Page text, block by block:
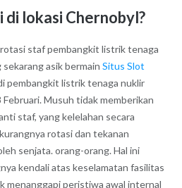
di lokasi Chernobyl?
staf pembangkit listrik tenaga
asik bermain Situs Slot
pembangkit listrik tenaga nuklir
Musuh tidak memberikan
staf, yang kelelahan secara
rotasi dan tekanan
senjata. orang-orang. Hal ini
kendali atas keselamatan fasilitas
menanggapi peristiwa awal internal